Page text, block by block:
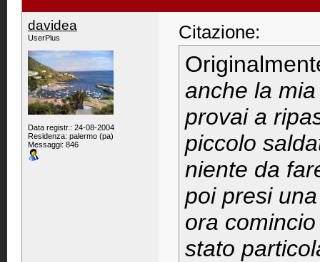
davidea
UserPlus
Data registr.: 24-08-2004
Residenza: palermo (pa)
Messaggi: 846
Citazione:
anche la
provai a
piccolo
niente da
poi presi
ora
stato